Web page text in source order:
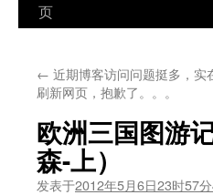
至
文
页
← 近期博客访问问题挺多，实
刷新网页，抱歉了。。。
欧洲三国图游
森-上）
发表于2012年5月6日23时57